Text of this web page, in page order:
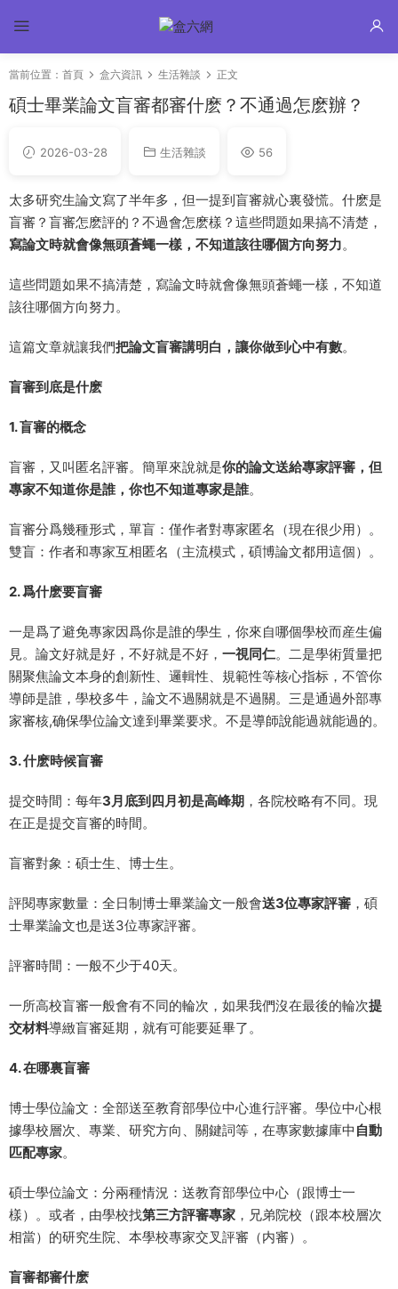
當前位置： 首頁 盒六資訊 生活雜談 正文
碩士畢業論文盲審都審什麽？不通過怎麽辦？
2026-03-28 生活雜談 56
太多研究生論文寫了半年多，但一提到盲審就心裏發慌。什麽是
盲審？盲審怎麽評的？不過會怎麽樣？這些問題如果搞不清楚，
寫論文時就會像無頭蒼蠅一樣，不知道該往哪個方向努力。
這些問題如果不搞清楚，寫論文時就會像無頭蒼蠅一樣，不知道
該往哪個方向努力。
這篇文章就讓我們把論文盲審講明白，讓你做到心中有數。
盲審到底是什麽
1. 盲審的概念
盲審，又叫匿名評審。簡單來說就是你的論文送給專家評審，但
專家不知道你是誰，你也不知道專家是誰。
盲審分爲幾種形式，單盲：僅作者對專家匿名（現在很少用）。
雙盲：作者和專家互相匿名（主流模式，碩博論文都用這個）。
2. 爲什麽要盲審
一是爲了避免專家因爲你是誰的學生，你來自哪個學校而産生偏
見。論文好就是好，不好就是不好， 一視同仁。二是學術質量把
關聚焦論文本身的創新性、邏輯性、規範性等核心指标，不管你
導師是誰，學校多牛，論文不過關就是不過關。三是通過外部專
家審核,确保學位論文達到畢業要求。不是導師說能過就能過的。
3. 什麽時候盲審
提交時間：每年3月底到四月初是高峰期 ，各院校略有不同。現
在正是提交盲審的時間。
盲審對象：碩士生、博士生。
評閱專家數量：全日制博士畢業論文一般會送3位專家評審 ，碩
士畢業論文也是送3位專家評審。
評審時間：一般不少于40天。
一所高校盲審一般會有不同的輪次，如果我們沒在最後的輪次提
交材料導緻盲審延期，就有可能要延畢了。
4. 在哪裏盲審
博士學位論文：全部送至教育部學位中心進行評審。學位中心根
據學校層次、專業、研究方向、關鍵詞等，在專家數據庫中 自動
匹配專家。
碩士學位論文：分兩種情況：送教育部學位中心（跟博士一
樣）。或者，由學校找第三方評審專家 ，兄弟院校（跟本校層次
相當）的研究生院、本學校專家交叉評審（内審）。
盲審都審什麽